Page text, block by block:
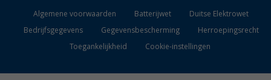
Campingmeubilair
Campingtoiletten
Algemene voorwaarden Batterijwet
Duitse Elektrowet
Bedrijfsgegevens
Gegevensbescherming
Herroepingsrecht
Toegankelijkheid
Cookie-instellingen